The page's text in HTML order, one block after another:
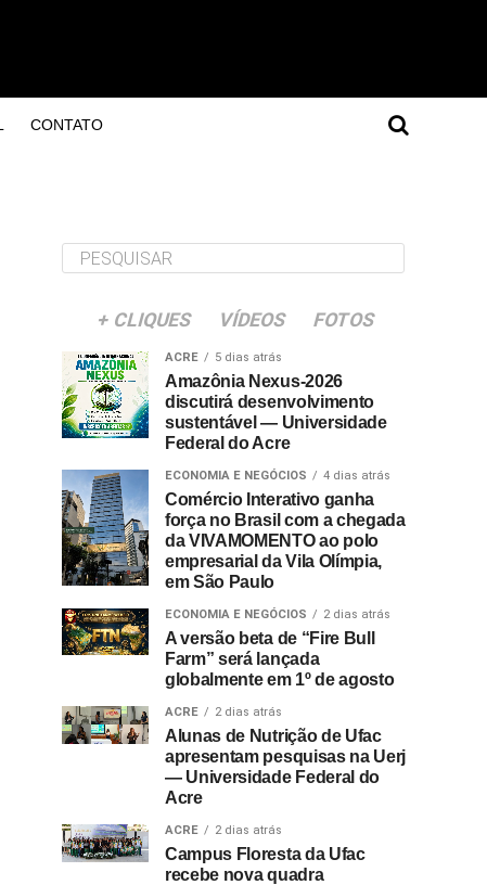
CONTATO
+ CLIQUES VÍDEOS FOTOS
ACRE 5 dias atrás
Amazônia Nexus-2026
discutirá desenvolvimento
sustentável — Universidade
Federal do Acre
ECONOMIA E NEGÓCIOS 4 dias atrás
Comércio Interativo ganha
força no Brasil com a chegada
da VIVAMOMENTO ao polo
empresarial da Vila Olímpia,
em São Paulo
ECONOMIA E NEGÓCIOS 2 dias atrás
A versão beta de “Fire Bull
Farm” será lançada
globalmente em 1º de agosto
ACRE 2 dias atrás
Alunas de Nutrição de Ufac
apresentam pesquisas na Uerj
— Universidade Federal do
Acre
ACRE 2 dias atrás
Campus Floresta da Ufac
recebe nova quadra